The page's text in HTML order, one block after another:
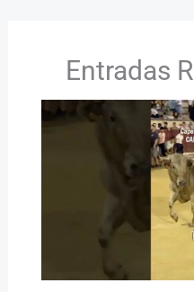
Entradas